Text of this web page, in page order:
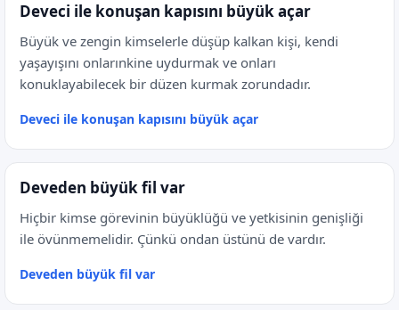
Deveci ile konuşan kapısını büyük açar
Büyük ve zengin kimselerle düşüp kalkan kişi, kendi
yaşayışını onlarınkine uydurmak ve onları
konuklayabilecek bir düzen kurmak zorundadır.
Deveci ile konuşan kapısını büyük açar
Deveden büyük fil var
Hiçbir kimse görevinin büyüklüğü ve yetkisinin genişliği
ile övünmemelidir. Çünkü ondan üstünü de vardır.
Deveden büyük fil var